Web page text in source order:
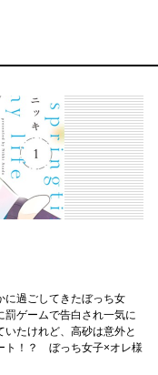
に過ごしてきたぼっち女
ゲームで告白され一気に
たけれど、高砂は意外と
ト！？ ぼっち女子×オレ様